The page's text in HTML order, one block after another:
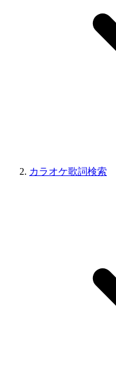
カラオケ歌詞検索